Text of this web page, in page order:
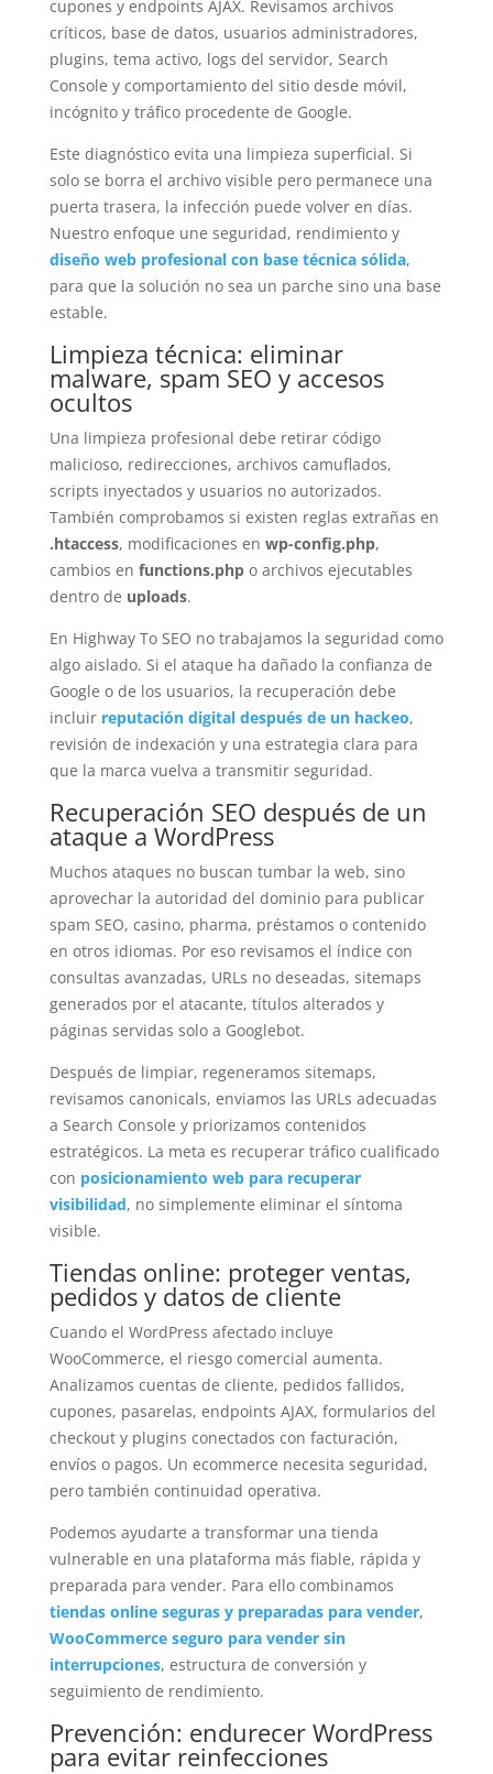
cupones y endpoints AJAX. Revisamos archivos
críticos, base de datos, usuarios administradores,
plugins, tema activo, logs del servidor, Search
Console y comportamiento del sitio desde móvil,
incógnito y tráfico procedente de Google.
Este diagnóstico evita una limpieza superficial. Si
solo se borra el archivo visible pero permanece una
puerta trasera, la infección puede volver en días.
Nuestro enfoque une seguridad, rendimiento y
diseño web profesional con base técnica sólida,
para que la solución no sea un parche sino una base
estable.
Limpieza técnica: eliminar
malware, spam SEO y accesos
ocultos
Una limpieza profesional debe retirar código
malicioso, redirecciones, archivos camuflados,
scripts inyectados y usuarios no autorizados.
También comprobamos si existen reglas extrañas en
.htaccess, modificaciones en wp-config.php,
cambios en functions.phpo archivos ejecutables
dentro de uploads.
En Highway To SEO no trabajamos la seguridad como
algo aislado. Si el ataque ha dañado la confianza de
Google o de los usuarios, la recuperación debe
incluir reputación digital después de un hackeo,
revisión de indexación y una estrategia clara para
que la marca vuelva a transmitir seguridad.
Recuperación SEO después de un
ataque a WordPress
Muchos ataques no buscan tumbar la web, sino
aprovechar la autoridad del dominio para publicar
spam SEO, casino, pharma, préstamos o contenido
en otros idiomas. Por eso revisamos el índice con
consultas avanzadas, URLs no deseadas, sitemaps
generados por el atacante, títulos alterados y
páginas servidas solo a Googlebot.
Después de limpiar, regeneramos sitemaps,
revisamos canonicals, enviamos las URLs adecuadas
a Search Console y priorizamos contenidos
estratégicos. La meta es recuperar tráfico cualificado
con posicionamiento web para recuperar
visibilidad, no simplemente eliminar el síntoma
visible.
Tiendas online: proteger ventas,
pedidos y datos de cliente
Cuando el WordPress afectado incluye
WooCommerce, el riesgo comercial aumenta.
Analizamos cuentas de cliente, pedidos fallidos,
cupones, pasarelas, endpoints AJAX, formularios del
checkout y plugins conectados con facturación,
envíos o pagos. Un ecommerce necesita seguridad,
pero también continuidad operativa.
Podemos ayudarte a transformar una tienda
vulnerable en una plataforma más fiable, rápida y
preparada para vender. Para ello combinamos
tiendas online seguras y preparadas para vender,
WooCommerce seguro para vender sin
interrupciones, estructura de conversión y
seguimiento de rendimiento.
Prevención: endurecer WordPress
para evitar reinfecciones